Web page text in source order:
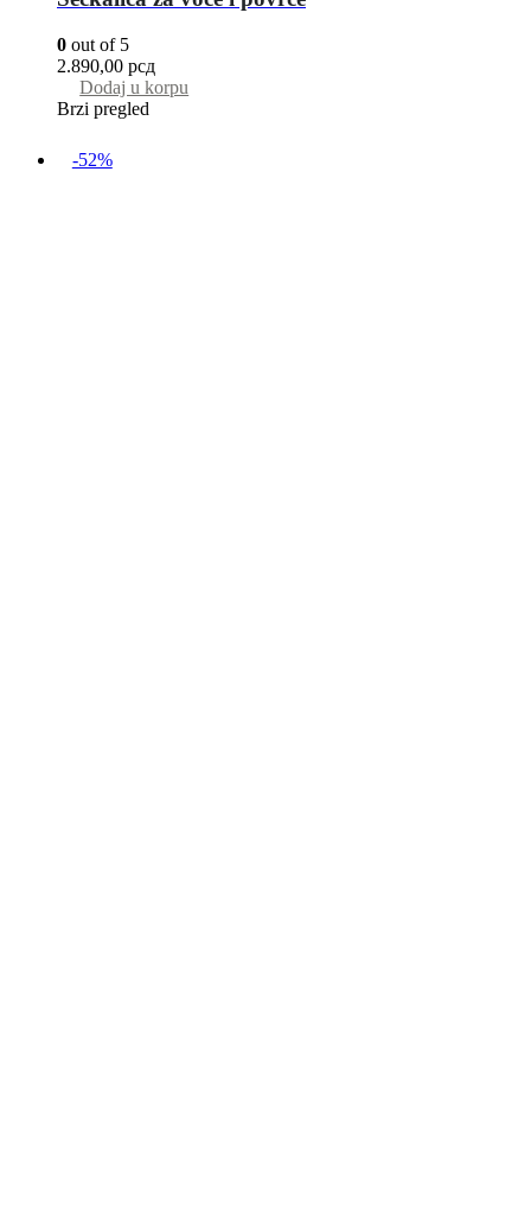
0 out of 5
2.890,00 рсд
Dodaj u korpu
Brzi pregled
-52%